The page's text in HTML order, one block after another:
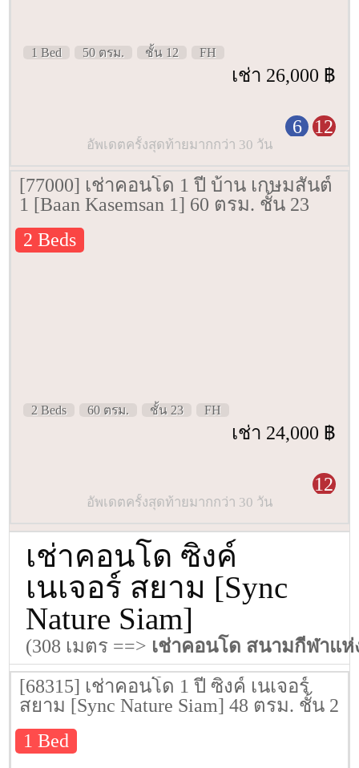
1 Bed 50 ตรม. ชั้น 12 FH
เช่า 26,000 ฿
6 12
อัพเดตครั้งสุดท้ายมากกว่า 30 วัน
[77000] เช่าคอนโด 1 ปี บ้าน เกษมสันต์
1 [Baan Kasemsan 1] 60 ตรม. ชั้น 23
2 Beds
2 Beds 60 ตรม. ชั้น 23 FH
เช่า 24,000 ฿
12
อัพเดตครั้งสุดท้ายมากกว่า 30 วัน
เช่าคอนโด ซิงค์
เนเจอร์ สยาม [Sync
Nature Siam]
(308 เมตร ==> เช่าคอนโด สนามกีฬาแห่
[68315] เช่าคอนโด 1 ปี ซิงค์ เนเจอร์
สยาม [Sync Nature Siam] 48 ตรม. ชั้น 2
1 Bed